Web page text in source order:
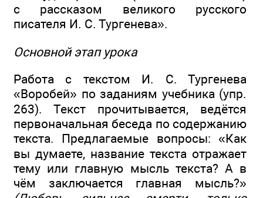
с рассказом великого русского
писателя И. С. Тургенева».
Основной этап урока
Работа с текстом И. С. Тургенева
«Воробей» по заданиям учебника (упр.
263). Текст прочитывается, ведётся
первоначальная беседа по содержанию
текста. Предлагаемые вопросы: «Как
вы думаете, название текста отражает
тему или главную мысль текста? А в
чём заключается главная мысль?»